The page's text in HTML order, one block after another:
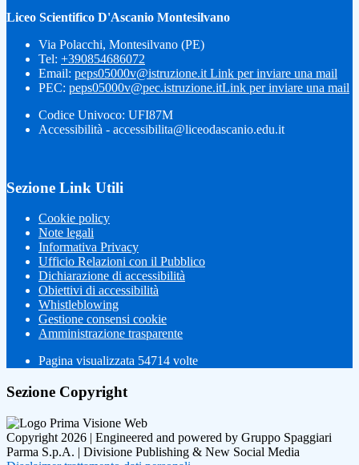
Liceo Scientifico D'Ascanio Montesilvano
Via Polacchi, Montesilvano (PE)
Tel: +390854686072
Email: peps05000v@istruzione.it Link per inviare una mail
PEC: peps05000v@pec.istruzione.itLink per inviare una mail
Codice Univoco: UFI87M
Accessibilità - accessibilita@liceodascanio.edu.it
Sezione Link Utili
Cookie policy
Note legali
Informativa Privacy
Ufficio Relazioni con il Pubblico
Dichiarazione di accessibilità
Obiettivi di accessibilità
Whistleblowing
Gestione consensi cookie
Amministrazione trasparente
Pagina visualizzata 54714 volte
Sezione Copyright
Copyright 2026 | Engineered and powered by Gruppo Spaggiari
Parma S.p.A. | Divisione Publishing & New Social Media